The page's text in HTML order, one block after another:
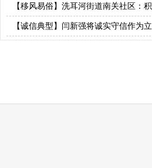
保障
破陋习 文明之花绽乡野
【移风易俗】洗耳河街道南关社区：积
分赋能配基层治理 引领移风易俗新时尚
【诚信典型】闫新强将诚实守信作为立